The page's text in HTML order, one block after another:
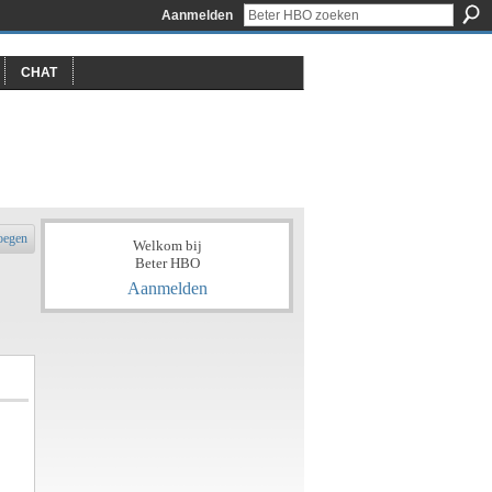
Aanmelden
CHAT
Welkom bij
Beter HBO
Aanmelden